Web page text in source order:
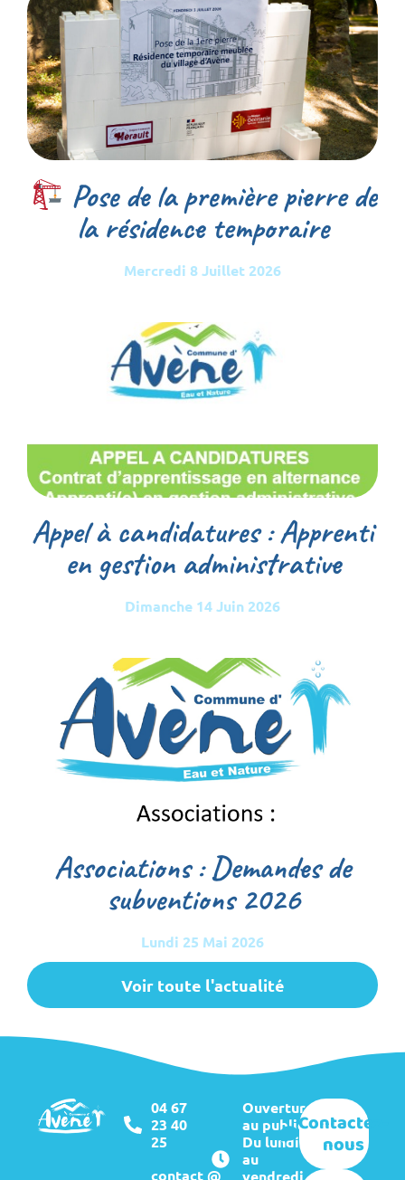
Pose de la première pierre de
la résidence temporaire
Mercredi 8 Juillet 2026
Appel à candidatures : Apprenti
en gestion administrative
Dimanche 14 Juin 2026
Associations : Demandes de
subventions 2026
Lundi 25 Mai 2026
Voir toute l'actualité
04 67
23 40
25
contact @
Ouverture
au public :
Du lundi
au
vendredi
Contactez-
nous